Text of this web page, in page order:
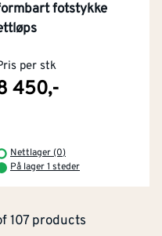
fotstykke
per stk
450,-
Nettlager (0)
På lager 1 steder
107 products